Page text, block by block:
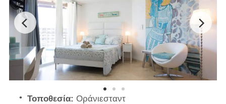
Τοποθεσία: Οράνιεσταντ